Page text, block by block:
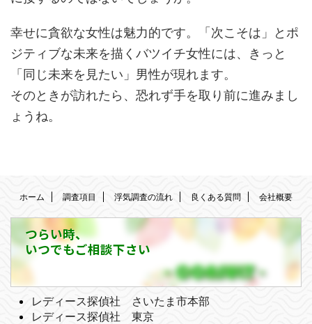
幸せに貪欲な女性は魅力的です。「次こそは」とポ
ジティブな未来を描くバツイチ女性には、きっと
「同じ未来を見たい」男性が現れます。
そのときが訪れたら、恐れず手を取り前に進みまし
ょうね。
ホーム 調査項目 浮気調査の流れ 良くある質問 会社概要
つらい時、
いつでもご相談下さい
レディース探偵社 さいたま市本部
レディース探偵社 東京